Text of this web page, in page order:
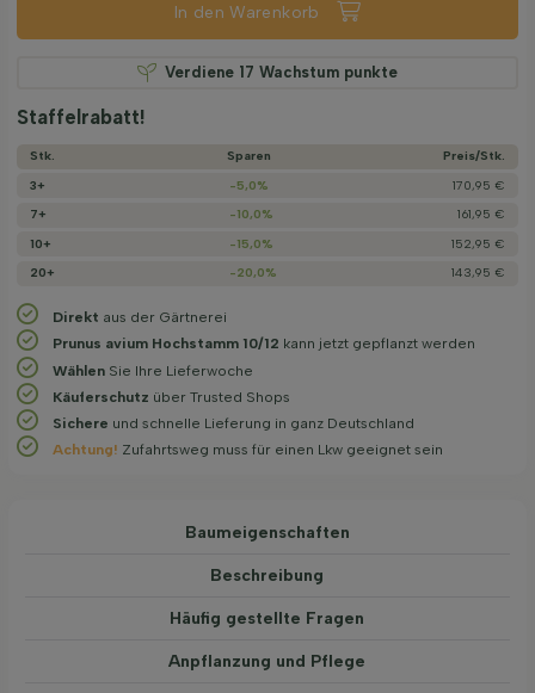
In den Warenkorb
Verdiene 17 Wachstum punkte
Staffelrabatt!
Stk. Sparen
Preis/­Stk.
3+
-5,0%
170,95 €
7+
-10,0%
161,95 €
10+
-15,0%
152,95 €
20+
-20,0% 143,95 €
Direkt aus der Gärtnerei
Prunus avium Hochstamm 10/12 kann jetzt gepflanzt werden
Wählen Sie Ihre Lieferwoche
Käuferschutz über Trusted Shops
Sichere und schnelle Lieferung in ganz Deutschland
Achtung! Zufahrtsweg muss für einen Lkw geeignet sein
Baum­eigen­schaften
Beschreibung
Häufig gestellte Fragen
Anpflanzung und Pflege